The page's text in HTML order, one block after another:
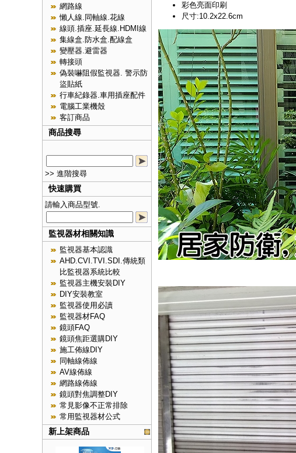
網路線
懶人線.同軸線.花線
線頭.插座.延長線.HDMI線
集線盒.防水盒.配線盒
變壓器.避雷器
轉接頭
偽裝嚇阻假監視器. 警示防
盜貼紙
行車紀錄器.車用插座配件
電腦工業機殼
客訂商品
商品搜尋
>> 進階搜尋
快速購買
請輸入商品型號.
監視器材相關知識
監視器基本認識
AHD.CVI.TVI.SDI.傳統類
比監視器系統比較
監視器主機安裝DIY
DIY安裝教室
監視器使用必讀
監視器材FAQ
鏡頭FAQ
鏡頭焦距選購DIY
施工佈線DIY
同軸線佈線
AV線佈線
網路線佈線
鏡頭對焦調整DIY
常見影像不正常排除
常用監視器材公式
新上架商品
彩色亮面印刷
尺寸:10.2x22.6cm